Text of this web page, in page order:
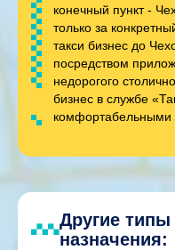
конечный пункт -
только за
такси бизнес до
посредством
недорогого
бизнес в службе
Другие типы
назначения: